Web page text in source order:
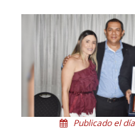
Publicado el